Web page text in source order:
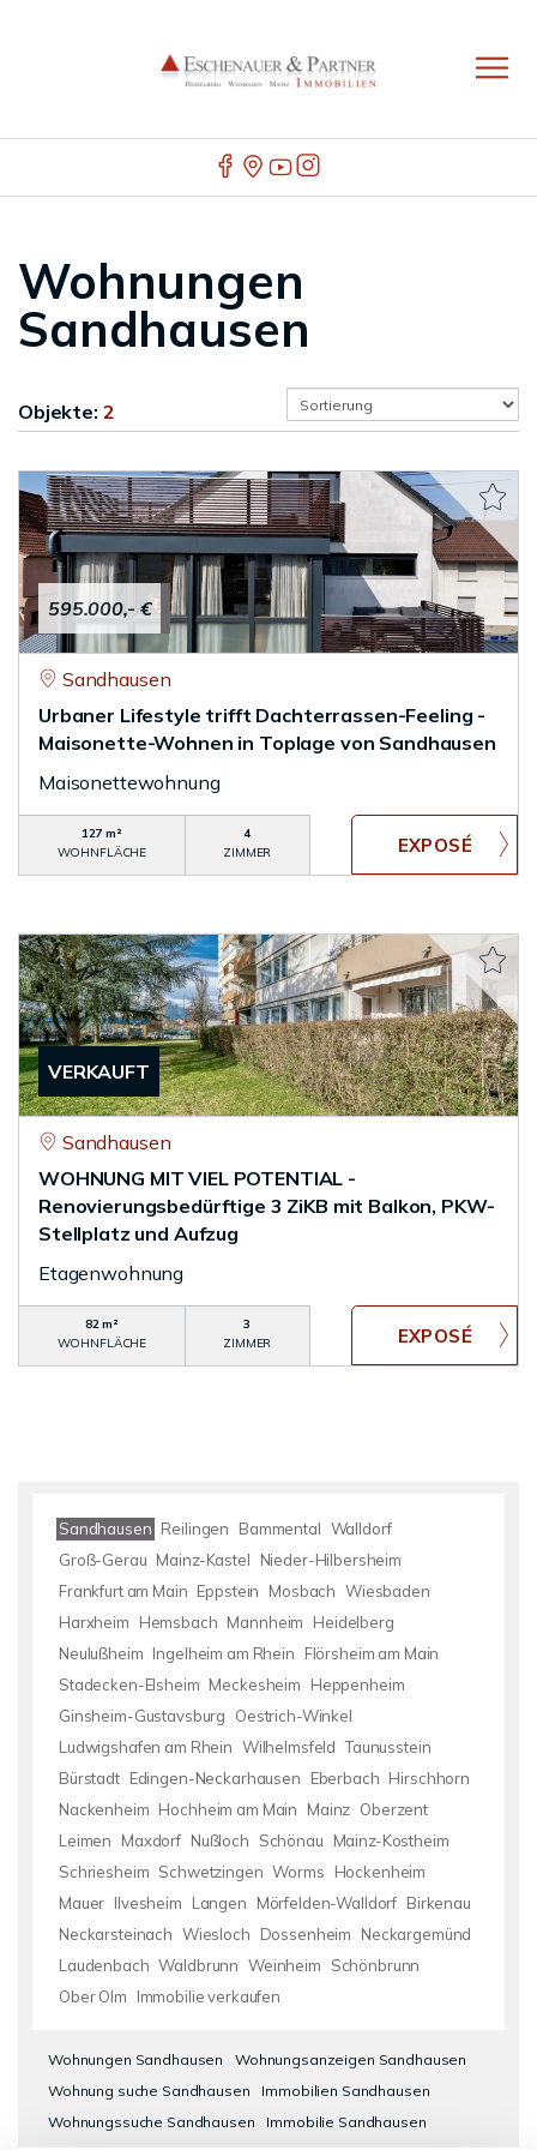
Wohnungen
Sandhausen
Objekte: 2
595.000,- €
Sandhausen
Urbaner Lifestyle trifft Dachterrassen-Feeling -
Maisonette-Wohnen in Toplage von Sandhausen
Maisonettewohnung
127 m²
WOHNFLÄCHE
4
ZIMMER
VERKAUFT
Sandhausen
WOHNUNG MIT VIEL POTENTIAL -
Renovierungsbedürftige 3 ZiKB mit Balkon, PKW-
Stellplatz und Aufzug
Etagenwohnung
82 m²
WOHNFLÄCHE
3
ZIMMER
Sandhausen Reilingen Bammental Walldorf
Groß-Gerau Mainz-Kastel
Nieder-Hilbersheim
Frankfurt am Main Eppstein Mosbach Wiesbaden
Harxheim
Hemsbach Mannheim
Heidelberg
Neulußheim Ingelheim am Rhein
Flörsheim am Main
Stadecken-Elsheim Meckesheim
Heppenheim
Ginsheim-Gustavsburg
Oestrich-Winkel
Ludwigshafen am Rhein Wilhelmsfeld Taunusstein
Bürstadt Edingen-Neckarhausen Eberbach Hirschhorn
Nackenheim Hochheim am Main Mainz Oberzent
Leimen
Maxdorf Nußloch Schönau
Mainz-Kostheim
Schriesheim Schwetzingen Worms
Hockenheim
Mauer Ilvesheim Langen Mörfelden-Walldorf Birkenau
Neckarsteinach Wiesloch Dossenheim
Neckargemünd
Laudenbach Waldbrunn Weinheim
Schönbrunn
Ober Olm
Immobilie verkaufen
Wohnungen Sandhausen
Wohnungsanzeigen Sandhausen
Wohnung suche Sandhausen
Immobilien Sandhausen
Wohnungssuche Sandhausen
Immobilie Sandhausen